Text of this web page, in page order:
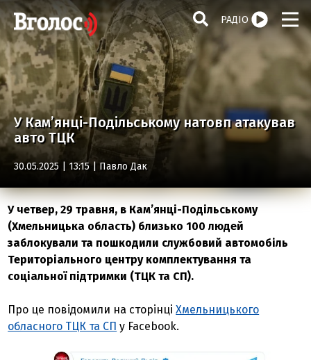
РАДІО
У Кам’янці-Подільському натовп атакував
авто ТЦК
30.05.2025 | 13:15 | Павло Дак
У четвер, 29 травня, в Кам’янці-Подільському
(Хмельницька область) близько 100 людей
заблокували та пошкодили службовий автомобіль
Територіального центру комплектування та
соціальної підтримки (ТЦК та СП).
Про це повідомили на сторінціХмельницького
обласного ТЦК та СП у Facebook.